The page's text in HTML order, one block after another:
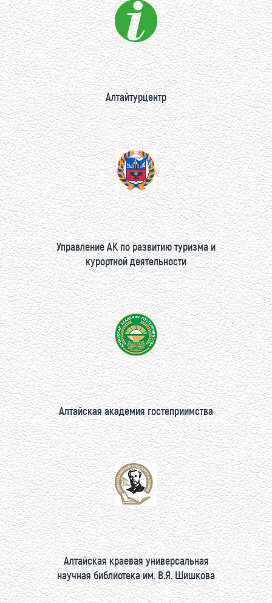
Алтайтурцентр
Управление АК по развитию туризма и
курортной деятельности
Алтайская академия гостеприимства
Алтайская краевая универсальная
научная библиотека им. В.Я. Шишкова